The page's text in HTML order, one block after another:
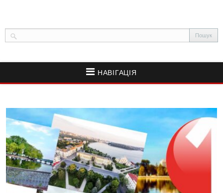
НАВІГАЦІЯ